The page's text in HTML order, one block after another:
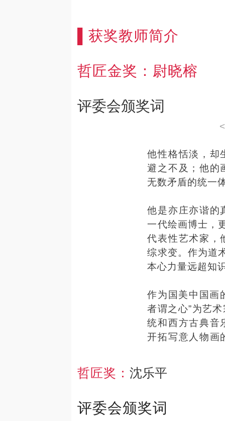
▌获奖教师简介
哲匠金奖： 尉晓榕
评委会颁奖词
他性格恬淡，却
避之不及；他的
无数矛盾的统一
他是亦庄亦谐的
一代绘画博士，
代表性艺术家，
综求变。作为道
本心力量远超知
作为国美中国画
者谓之心”为艺
统和西方古典音
开拓写意人物画
他的画面宛若天
画高手，也是文
空灵。
哲匠奖： 沈乐平
评委会颁奖词